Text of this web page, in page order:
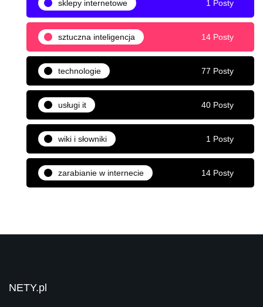
sklepy internetowe 1 Posty
sztuczna inteligencja 14 Posty
technologie 77 Posty
usługi it 40 Posty
wiki i słowniki 1 Posty
zarabianie w internecie 14 Posty
NETY.pl